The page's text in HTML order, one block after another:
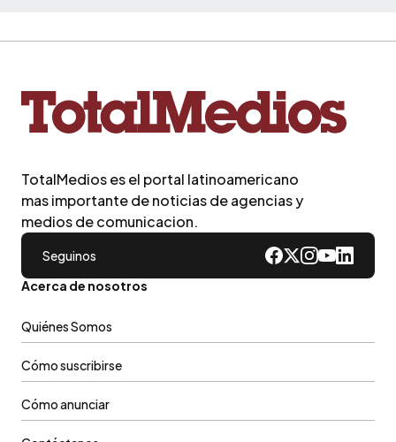
TotalMedios es el portal latinoamericano
mas importante de noticias de agencias y
medios de comunicacion.
Seguinos
Acerca de nosotros
Quiénes Somos
Cómo suscribirse
Cómo anunciar